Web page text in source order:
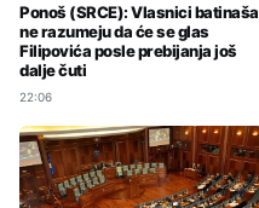
Ponoš (SRCE): Vlasnici batinaša
ne razumeju da će se glas
Filipovića posle prebijanja još
dalje čuti
22:06